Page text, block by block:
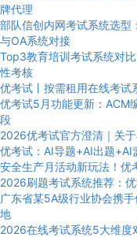
牌代理
部队信创内网考试系统选型
与OA系统对接
Top3教育培训考试系统对
性考核
优考试丨按需租用在线考试
优考试5月功能更新：ACM
段
2026优考试官方澄清｜关
优考试：AI导题+AI出题
安全生产月活动新玩法！优
2026刷题考试系统推荐：
广东省某5A级行业协会携
地
2026在线考试系统5大维度